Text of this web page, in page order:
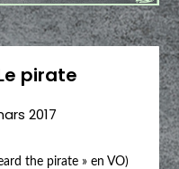
pirate
2017
the pirate » en VO)